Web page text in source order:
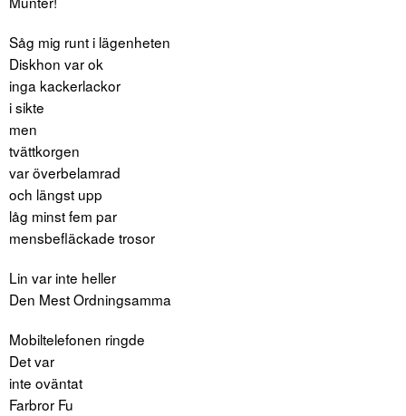
Såg mig runt i lägenheten
Diskhon var ok
inga kackerlackor
i sikte
men
tvättkorgen
var överbelamrad
och längst upp
låg minst fem par
mensbefläckade trosor
Lin var inte heller
Den Mest Ordningsamma
Mobiltelefonen ringde
Det var
inte oväntat
Farbror Fu